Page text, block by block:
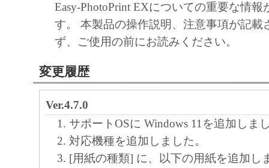
Easy-PhotoPrint EXについての重要な情
す。 本製品の操作説明、注意事項が記載
ず、ご使用の前にお読みください。
変更履歴
Ver.4.7.0
サポートOSに Windows 11を追加しま
対応機種を追加しました。
[用紙の種類] に、以下の用紙を追加し